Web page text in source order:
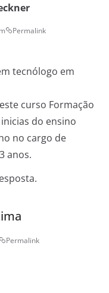
Permalink
tecnólogo em
curso Formação
do ensino
no cargo de
anos.
Permalink